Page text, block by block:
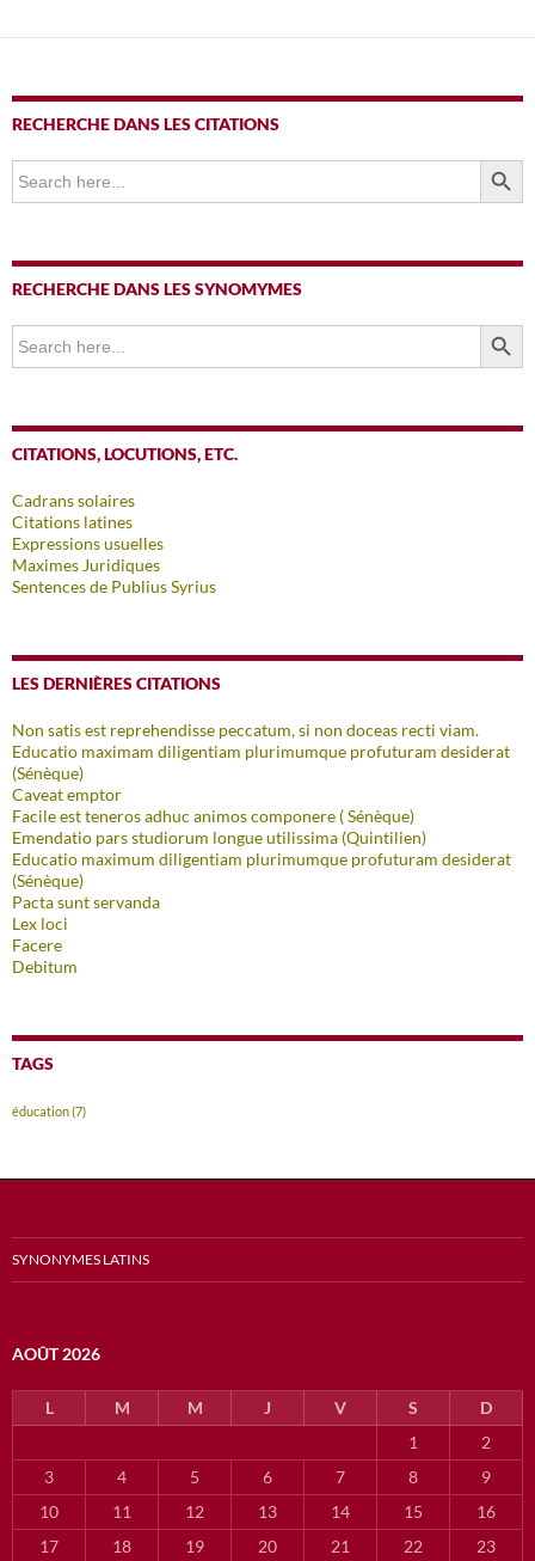
RECHERCHE DANS LES CITATIONS
Search
for:
SEARCH
RECHERCHE DANS LES SYNOMYMES
Search
for:
SEARCH
CITATIONS, LOCUTIONS, ETC.
Cadrans solaires
Citations latines
Expressions usuelles
Maximes Juridiques
Sentences de Publius Syrius
LES DERNIÈRES CITATIONS
Non satis est reprehendisse peccatum, si non doceas recti viam.
Educatio maximam diligentiam plurimumque profuturam desiderat
(Sénèque)
Caveat emptor
Facile est teneros adhuc animos componere ( Sénèque)
Emendatio pars studiorum longue utilissima (Quintilien)
Educatio maximum diligentiam plurimumque profuturam desiderat
(Sénèque)
Pacta sunt servanda
Lex loci
Facere
Debitum
TAGS
éducation(7)
SYNONYMES LATINS
AOÛT 2026
L M M J V S
D
1
2
3
4 5 6 7 8
9
10
11 12 13 14 15
16
17
18 19 20 21 22 23